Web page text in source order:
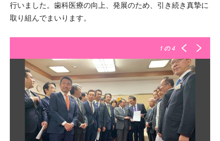
行いました。歯科医療の向上、発展のため、引き続き真摯に
取り組んでまいります。
1 の 4